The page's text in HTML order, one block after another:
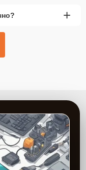
мастеров. Мы
запчасти сроком
эффективно и
+